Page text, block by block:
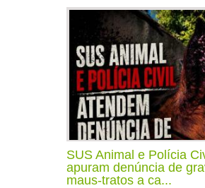
SUS Animal e Polícia
apuram denúncia de
maus-tratos a ca...